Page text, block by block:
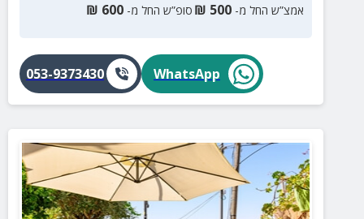
אמצ”ש החל מ- 500
₪ סופ”ש החל מ- 600
₪
WhatsApp
053-9373430